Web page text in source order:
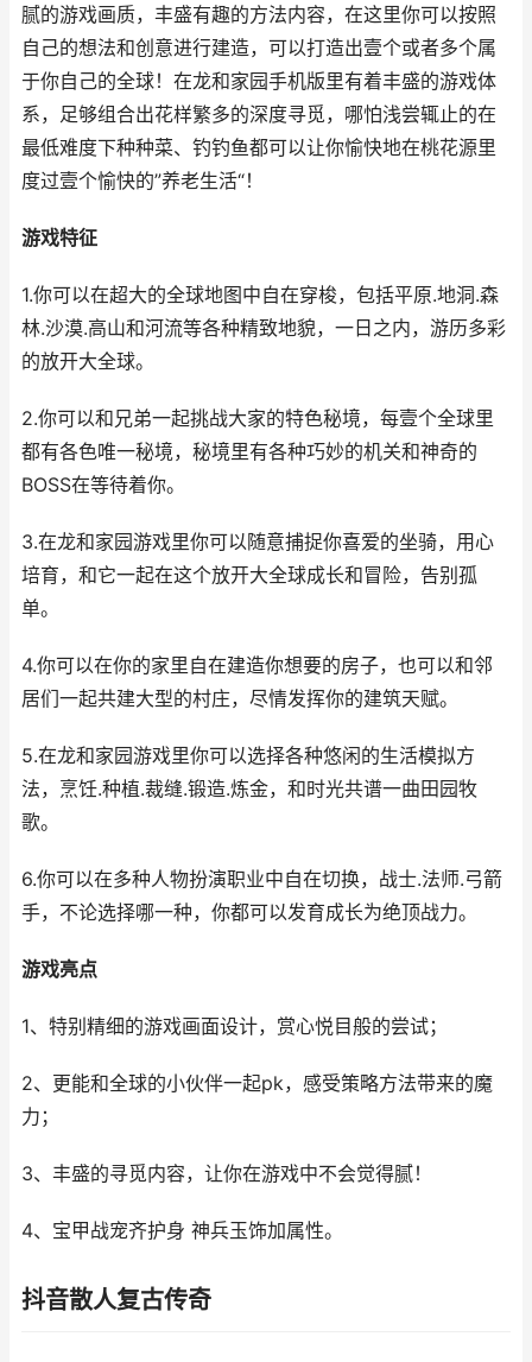
腻的游戏画质，丰盛有趣的方法内容，在这里你可以按照
自己的想法和创意进行建造，可以打造出壹个或者多个属
于你自己的全球！在龙和家园手机版里有着丰盛的游戏体
系，足够组合出花样繁多的深度寻觅，哪怕浅尝辄止的在
最低难度下种种菜、钓钓鱼都可以让你愉快地在桃花源里
度过壹个愉快的”养老生活“！
游戏特征
1.你可以在超大的全球地图中自在穿梭，包括平原.地洞.森
林.沙漠.高山和河流等各种精致地貌，一日之内，游历多彩
的放开大全球。
2.你可以和兄弟一起挑战大家的特色秘境，每壹个全球里
都有各色唯一秘境，秘境里有各种巧妙的机关和神奇的
BOSS在等待着你。
3.在龙和家园游戏里你可以随意捕捉你喜爱的坐骑，用心
培育，和它一起在这个放开大全球成长和冒险，告别孤
单。
4.你可以在你的家里自在建造你想要的房子，也可以和邻
居们一起共建大型的村庄，尽情发挥你的建筑天赋。
5.在龙和家园游戏里你可以选择各种悠闲的生活模拟方
法，烹饪.种植.裁缝.锻造.炼金，和时光共谱一曲田园牧
歌。
6.你可以在多种人物扮演职业中自在切换，战士.法师.弓箭
手，不论选择哪一种，你都可以发育成长为绝顶战力。
游戏亮点
1、特别精细的游戏画面设计，赏心悦目般的尝试；
2、更能和全球的小伙伴一起pk，感受策略方法带来的魔
力；
3、丰盛的寻觅内容，让你在游戏中不会觉得腻！
4、宝甲战宠齐护身 神兵玉饰加属性。
抖音散人复古传奇